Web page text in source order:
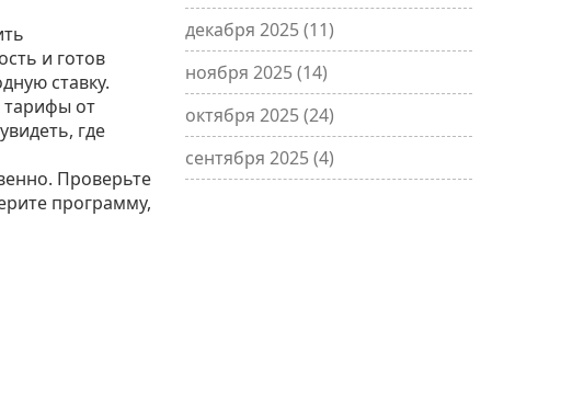
и готов
ставку.
тарифы от
где
Проверьте
программу,
декабря 2025(11)
ноября 2025(14)
октября 2025(24)
сентября 2025(4)